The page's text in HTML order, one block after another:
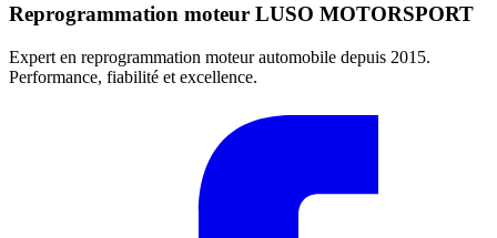
Reprogrammation moteur LUSO MOTORSPORT
Expert en reprogrammation moteur automobile depuis 2015.
Performance, fiabilité et excellence.